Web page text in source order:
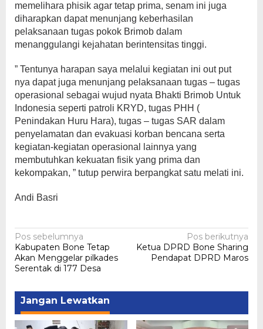
memelihara phisik agar tetap prima, senam ini juga
diharapkan dapat menunjang keberhasilan
pelaksanaan tugas pokok Brimob dalam
menanggulangi kejahatan berintensitas tinggi.
” Tentunya harapan saya melalui kegiatan ini out put
nya dapat juga menunjang pelaksanaan tugas – tugas
operasional sebagai wujud nyata Bhakti Brimob Untuk
Indonesia seperti patroli KRYD, tugas PHH (
Penindakan Huru Hara), tugas – tugas SAR dalam
penyelamatan dan evakuasi korban bencana serta
kegiatan-kegiatan operasional lainnya yang
membutuhkan kekuatan fisik yang prima dan
kekompakan, ” tutup perwira berpangkat satu melati ini.
Andi Basri
Navigasi
pos
Pos sebelumnya
Kabupaten Bone Tetap
Akan Menggelar pilkades
Serentak di 177 Desa
Pos berikutnya
Ketua DPRD Bone Sharing
Pendapat DPRD Maros
Jangan Lewatkan